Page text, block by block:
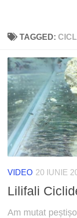
TAGGED:
VIDEO 20 IUNIE
Lilifali
Am mutat